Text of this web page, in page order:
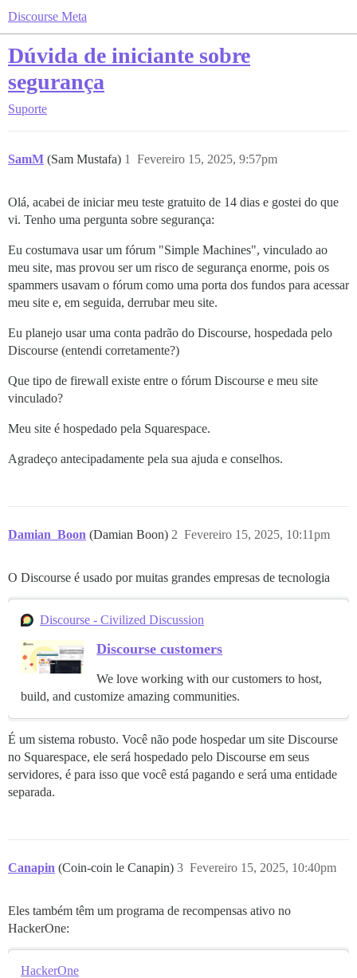
Discourse Meta
Dúvida de iniciante sobre
segurança
Suporte
SamM (Sam Mustafa) Fevereiro 15, 2025, 9:57pm
1
Olá, acabei de iniciar meu teste gratuito de 14 dias e gostei do que
vi. Tenho uma pergunta sobre segurança:
Eu costumava usar um fórum "Simple Machines", vinculado ao
meu site, mas provou ser um risco de segurança enorme, pois os
spammers usavam o fórum como uma porta dos fundos para acessar
meu site e, em seguida, derrubar meu site.
Eu planejo usar uma conta padrão do Discourse, hospedada pelo
Discourse (entendi corretamente?)
Que tipo de firewall existe entre o fórum Discourse e meu site
vinculado?
Meu site é hospedado pela Squarespace.
Agradeço antecipadamente pela sua ajuda e conselhos.
Damian_Boon (Damian Boon) Fevereiro 15, 2025, 10:11pm
2
O Discourse é usado por muitas grandes empresas de tecnologia
Discourse - Civilized Discussion
Discourse customers
We love working with our customers to host,
build, and customize amazing communities.
É um sistema robusto. Você não pode hospedar um site Discourse
no Squarespace, ele será hospedado pelo Discourse em seus
servidores, é para isso que você está pagando e será uma entidade
separada.
Canapin (Coin-coin le Canapin) Fevereiro 15, 2025, 10:40pm
3
Eles também têm um programa de recompensas ativo no
HackerOne:
HackerOne